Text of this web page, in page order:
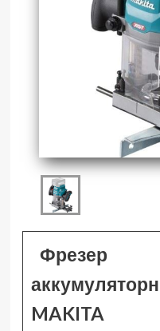
Фрезер
MAKITA